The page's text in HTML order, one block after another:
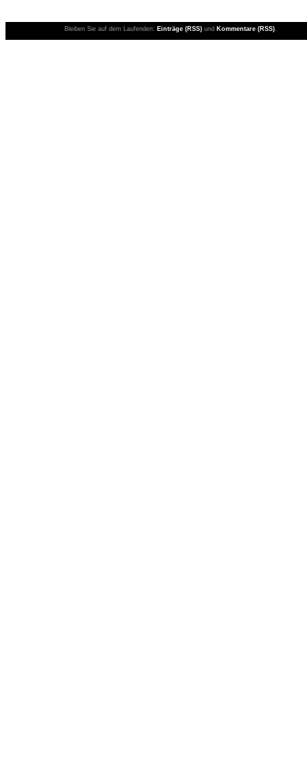
Bleiben Sie auf dem Laufenden: Einträge (RSS) und Kommentare (RSS).